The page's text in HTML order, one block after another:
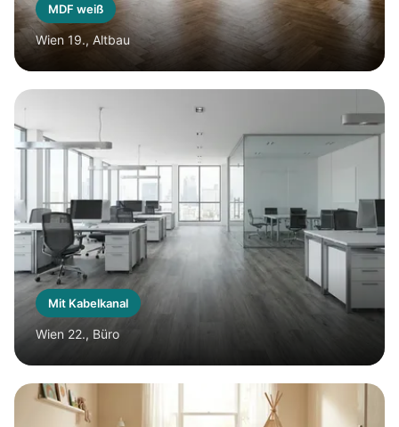
MDF weiß
Wien 19., Altbau
Mit Kabelkanal
Wien 22., Büro